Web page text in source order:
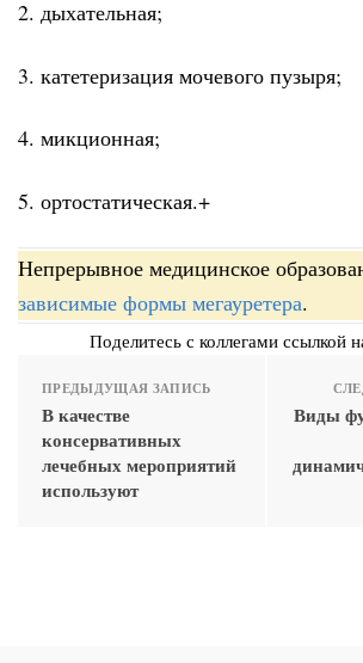
2. дыхательная;
3. катетеризация мочевого пузыря;
4. микционная;
5. ортостатическая.+
Непрерывное медицинское
зависимые формы мегауретера.
Поделитесь с коллегами ссылкой
ПРЕДЫДУЩАЯ ЗАПИСЬ
В качестве
консервативных
лечебных мероприятий
используют
Виды